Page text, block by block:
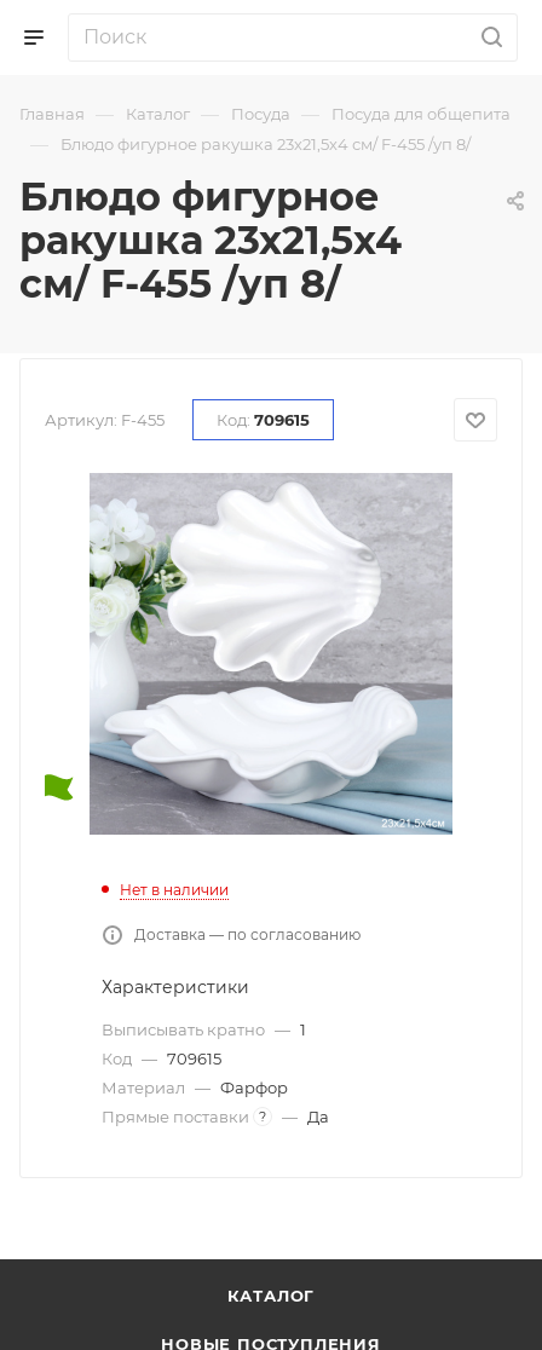
Главная — Каталог — Посуда — Посуда для общепита
— Блюдо фигурное ракушка 23х21,5х4 см/ F-455 /уп 8/
Блюдо фигурное
ракушка 23х21,5х4
см/ F-455 /уп 8/
Артикул: F-455 Код: 709615
Нет в наличии
Доставка — по согласованию
Характеристики
Выписывать кратно — 1
Код — 709615
Материал — Фарфор
Прямые поставки
? — Да
КАТАЛОГ
НОВЫЕ ПОСТУПЛЕНИЯ